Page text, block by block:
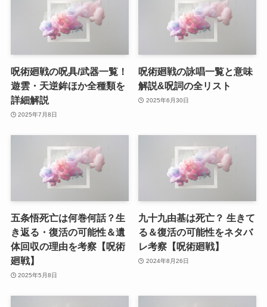
呪術廻戦の呪具/武器一覧！
遊雲・天逆鉾ほか全種類を
詳細解説
2025年7月8日
呪術廻戦の詠唱一覧と意味
解説&呪詞の全リスト
2025年6月30日
五条悟死亡は何巻何話？生
き返る・復活の可能性＆遺
体回収の理由を考察【呪術
廻戦】
2025年5月8日
九十九由基は死亡？ 生きて
る＆復活の可能性をネタバ
レ考察【呪術廻戦】
2024年8月26日